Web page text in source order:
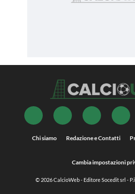
Chi siamo Redazione e Contatti
Cambia impostazioni
© 2026CalcioWeb- Editore Socedit srl -